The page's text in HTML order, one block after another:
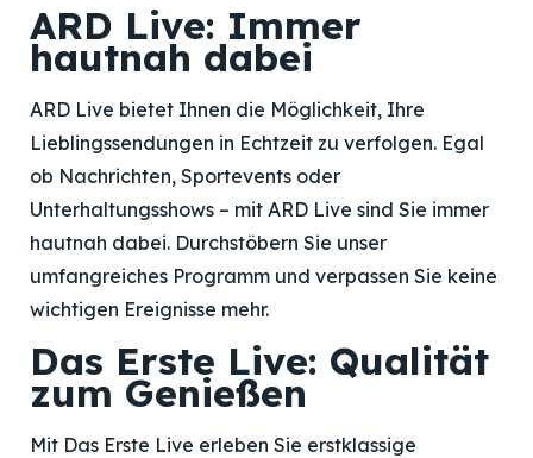
ARD Live: Immer
hautnah dabei
ARD Live bietet Ihnen die Möglichkeit, Ihre
Lieblingssendungen in Echtzeit zu verfolgen. Egal
ob Nachrichten, Sportevents oder
Unterhaltungsshows – mit ARD Live sind Sie immer
hautnah dabei. Durchstöbern Sie unser
umfangreiches Programm und verpassen Sie keine
wichtigen Ereignisse mehr.
Das Erste Live: Qualität
zum Genießen
Mit Das Erste Live erleben Sie erstklassige